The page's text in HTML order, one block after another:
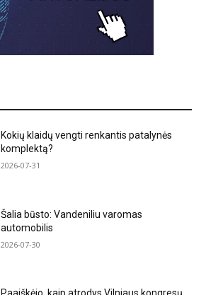
Kokių klaidų vengti renkantis patalynės
komplektą?
2026-07-31
Šalia būsto: Vandeniliu varomas
automobilis
2026-07-30